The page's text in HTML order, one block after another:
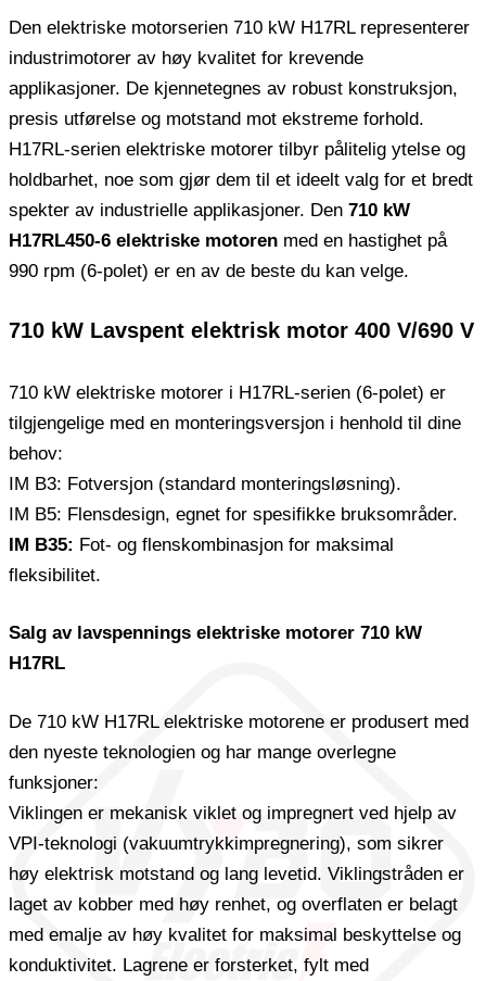
Den elektriske motorserien 710 kW H17RL representerer
industrimotorer av høy kvalitet for krevende
applikasjoner. De kjennetegnes av robust konstruksjon,
presis utførelse og motstand mot ekstreme forhold.
H17RL-serien elektriske motorer tilbyr pålitelig ytelse og
holdbarhet, noe som gjør dem til et ideelt valg for et bredt
spekter av industrielle applikasjoner. Den 710 kW
H17RL450-6 elektriske motoren med en hastighet på
990 rpm (6-polet) er en av de beste du kan velge.
710 kW Lavspent elektrisk motor 400 V/690 V
710 kW elektriske motorer i H17RL-serien (6-polet) er
tilgjengelige med en monteringsversjon i henhold til dine
behov:
IM B3: Fotversjon (standard monteringsløsning).
IM B5: Flensdesign, egnet for spesifikke bruksområder.
IM B35: Fot- og flenskombinasjon for maksimal
fleksibilitet.
Salg av lavspennings elektriske motorer 710 kW
H17RL
De 710 kW H17RL elektriske motorene er produsert med
den nyeste teknologien og har mange overlegne
funksjoner:
Viklingen er mekanisk viklet og impregnert ved hjelp av
VPI-teknologi (vakuumtrykkimpregnering), som sikrer
høy elektrisk motstand og lang levetid. Viklingstråden er
laget av kobber med høy renhet, og overflaten er belagt
med emalje av høy kvalitet for maksimal beskyttelse og
konduktivitet. Lagrene er forsterket, fylt med